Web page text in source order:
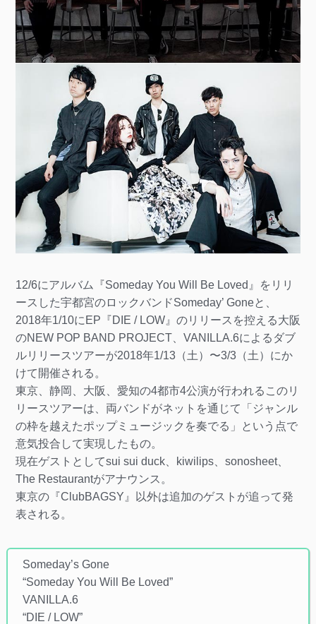
12/6にアルバム『Someday You Will Be Loved』をリリ
ースした宇都宮のロックバンドSomeday’ Goneと、
2018年1/10にEP『DIE / LOW』のリリースを控える大阪
のNEW POP BAND PROJECT、VANILLA.6によるダブ
ルリリースツアーが2018年1/13（土）〜3/3（土）にか
けて開催される。
東京、静岡、大阪、愛知の4都市4公演が行われるこのリ
リースツアーは、両バンドがネットを通じて「ジャンル
の枠を越えたポップミュージックを奏でる」という点で
意気投合して実現したもの。
現在ゲストとしてsui sui duck、kiwilips、sonosheet、
The Restaurantがアナウンス。
東京の『ClubBAGSY』以外は追加のゲストが追って発
表される。
Someday’s Gone
“Someday You Will Be Loved”
VANILLA.6
“DIE / LOW”